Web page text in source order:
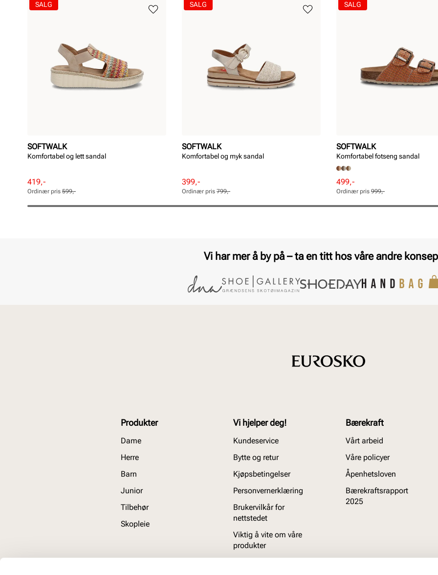
SOFTWALK
Komfortabel og lett sandal
Rabattert
pris
Pris
419,-
Ordinær
pris
Pris
Ordinær pris 599,-
SALG
SOFTWALK
Komfortabel og myk sandal
Rabattert
pris
Pris
399,-
Ordinær
pris
Pris
Ordinær pris 799,-
SALG
SOFTWALK
Komfortabel fotseng sandal
Rabattert
pris
Pris
499,-
Ordinær
pris
Pris
Ordinær pris 999,-
SALG
Vi har mer å by på – ta en titt hos våre andre
Produkter
Dame
Herre
Barn
Junior
Tilbehør
Skopleie
Vi hjelper deg!
Kundeservice
Bytte og retur
Kjøpsbetingelser
Personvernerklæring
Brukervilkår for
nettstedet
Viktig å vite om våre
produkter
Bærekraft
Vårt arbeid
Våre policyer
Åpenhetsloven
Bærekraftsrapport
2025